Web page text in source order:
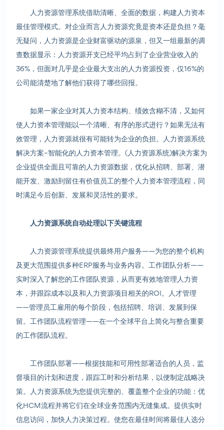
人力资源管理系统借助清晰、全面的数据，构建人力资本
最佳管理模式。对企业而言人力资源究竟是资本还是负担？毫
无疑问，人力资源是企业财富驱动的源泉，但又一组最新的调
查数据显示：人力资源开支已经平均占到了企业营业收入的
36%，但面对几乎是企业最大支出的人力资源投资，仅16%的
公司能清楚地了解他们获得了哪些回报。
如果一家企业对其人力资本结构、绩效含糊不清，又如何
使人力资本管理能以一个清晰、有序的形式进行？如果无法有
效管理，人力资源就很有可能转为企业的负担。人力资源系统
解决方案–智能化的人力资本管理。(人力资源系统)解决方案为
企业提供全面且可靠的人力资源数据，优化从招聘、部署、潜
能开发、激励到留住有价值员工的整个人力资本管理流程，同
时满足今后创新、发展和灵活性的要求。
人力资源系统自动处理以下关键流程
人力资源管理系统提供最终用户服务——为您的整个机构
及更大范围提供多种ERP服务与业务内容。工作团队分析——
实时深入了解您的工作团队资源，从而更有效地管理人力资
本，并跟踪成本以及和人力资源项目相关的ROI。人才管理
——管理员工雇用的每个阶段，包括招聘、培训、发展到保
留。工作团队流程管理——在一个全球平台上简化与整合重要
的工作团队流程。
工作团队部署——根据技能和可用性部署适合的人员，监
督项目的计划和进度，跟踪工时和分析结果，以便制定战略决
策。人力资源系统为您提供完整的、覆盖整个企业的功能：优
化HCM流程并将它们在全球业务范围内无缝集成。提供实时
信息访问，加快人力决策过程。使您在最佳时间将最佳人选分